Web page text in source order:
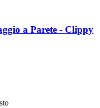
a Parete -​ Clippy